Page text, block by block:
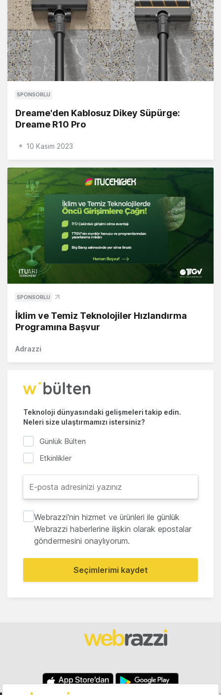
SPONSORLU
Dreame'den Kablosuz Dikey Süpürge:
Dreame R10 Pro
10 Kasım 2023
SPONSORLU
İklim ve Temiz Teknolojiler Hızlandırma
Programına Başvur
Adrazzi
Teknoloji dünyasındaki gelişmeleri takip edin.
Neleri size ulaştırmamızı istersiniz?
Günlük Bülten
Etkinlikler
Webrazzi'nin hizmet ve ürünleri ile günlük
Webrazzi haberlerine ilişkin olarak epostalar
göndermesini onaylıyorum.
Seçimlerimi kaydet